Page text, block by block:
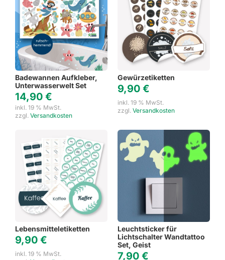
Badewannen Aufkleber,
Unterwasserwelt Set
14,90 €
inkl. 19 % MwSt.
zzgl. Versandkosten
Gewürzetiketten
9,90 €
inkl. 19 % MwSt.
zzgl. Versandkosten
Lebensmitteletiketten
9,90 €
inkl. 19 % MwSt.
Leuchtsticker für
Lichtschalter Wandtattoo
Set, Geist
7,90 €